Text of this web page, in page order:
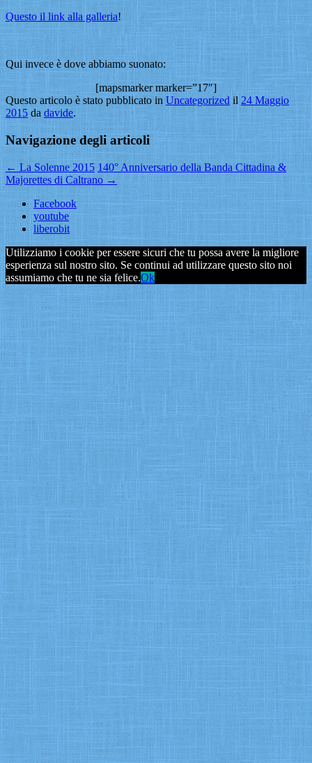
Questo il link alla galleria!
Qui invece è dove abbiamo suonato:
[mapsmarker marker=”17″]
Questo articolo è stato pubblicato in Uncategorized il 24 Maggio
2015 da davide.
Navigazione degli articoli
← La Solenne 2015 140° Anniversario della Banda Cittadina &
Majorettes di Caltrano →
Facebook
youtube
liberobit
Utilizziamo i cookie per essere sicuri che tu possa avere la migliore
esperienza sul nostro sito. Se continui ad utilizzare questo sito noi
assumiamo che tu ne sia felice.Ok